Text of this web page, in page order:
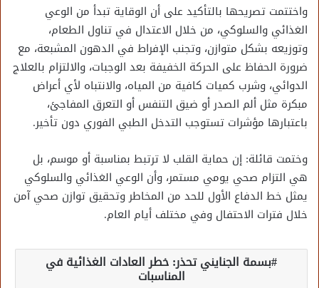
واختتمت تصريحها بالتأكيد على أن الوقاية تبدأ من الوعي
الغذائي والسلوكي، من خلال الاعتدال في تناول الطعام،
وتوزيعه بشكل متوازن، وتجنب الإفراط في الدهون المشبعة، مع
ضرورة الحفاظ على الحركة الخفيفة بعد الوجبات، والالتزام بالعلاج
الدوائي، وشرب كميات كافية من المياه، والانتباه لأي أعراض
مبكرة مثل ألم الصدر أو ضيق التنفس أو التعرق المفاجئ،
باعتبارها مؤشرات تستوجب التدخل الطبي الفوري دون تأخير.
وختمت قائلة: إن حماية القلب لا ترتبط بمناسبة أو موسم، بل
هي التزام صحي يومي مستمر، وأن الوعي الغذائي والسلوكي
يمثل خط الدفاع الأول للحد من المخاطر وتحقيق توازن صحي آمن
خلال فترات الاحتفال وفي مختلف أيام العام.
بسمة الجنايني تحذر: خطر العادات الغذائية في
المناسبات